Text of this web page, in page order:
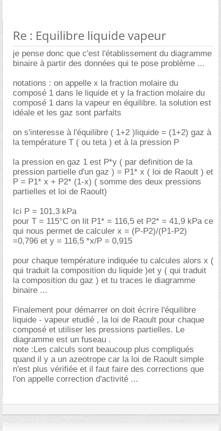
Re : Equilibre liquide vapeur
je pense donc que c'est l'établissement du diagramme
binaire à partir des données qui te pose problème ...
notations : on appelle x la fraction molaire du
composé 1 dans le liquide et y la fraction molaire du
composé 1 dans la vapeur en équilibre. la solution est
idéale et les gaz sont parfaits
on s'interesse à l'équilibre ( 1+2 )liquide = (1+2) gaz à
la température T ( ou teta ) et à la pression P
la pression en gaz 1 est P*y ( par definition de la
pression partielle d'un gaz ) = P1* x ( loi de Raoult ) et
P = P1* x + P2* (1-x) ( somme des deux pressions
partielles et loi de Raoult)
Ici P = 101,3 kPa
pour T = 115°C on lit P1* = 116,5 et P2* = 41,9 kPa ce
qui nous permet de calculer x = (P-P2)/(P1-P2)
=0,796 et y = 116,5 *x/P = 0,915
pour chaque température indiquée tu calcules alors x (
qui traduit la composition du liquide )et y ( qui traduit
la composition du gaz ) et tu traces le diagramme
binaire ...
Finalement pour démarrer on doit écrire l'équilibre
liquide - vapeur etudié , la loi de Raoult pour chaque
composé et utiliser les pressions partielles. Le
diagramme est un fuseau .
note :Les calculs sont beaucoup plus compliqués
quand il y a un azeotrope car la loi de Raoult simple
n'est plus vérifiée et il faut faire des corrections que
l'on appelle correction d'activité ...